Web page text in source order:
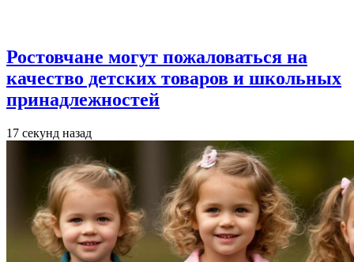
Ростовчане могут пожаловаться на
качество детских товаров и школьных
принадлежностей
17 секунд назад